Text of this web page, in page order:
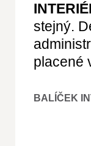
stejný.
placené
BALÍČEK